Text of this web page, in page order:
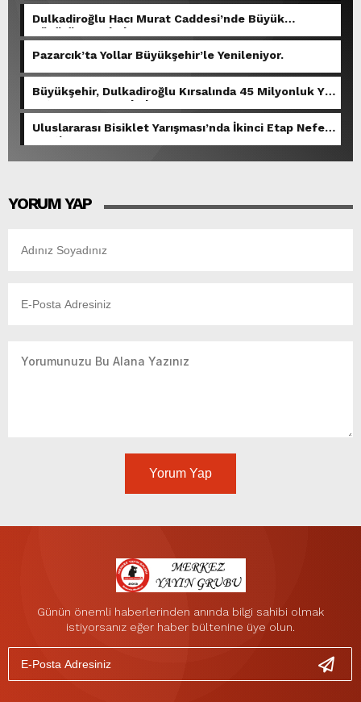
Dulkadiroğlu Hacı Murat Caddesi’nde Büyük
Dönüşüm Başladı.
Pazarcık’ta Yollar Büyükşehir’le Yenileniyor.
Büyükşehir, Dulkadiroğlu Kırsalında 45 Milyonluk Yol
Yatırımını Tamamladı.
Uluslararası Bisiklet Yarışması’nda İkinci Etap Nefes
Kesti.
YORUM YAP
Yorum Yap
Günün önemli haberlerinden anında bilgi sahibi olmak
istiyorsanız eğer haber bültenine üye olun.